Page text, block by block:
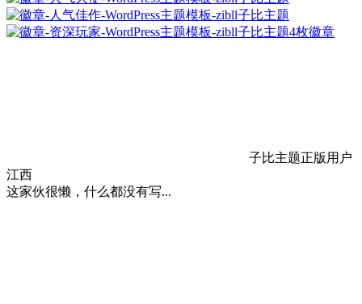
4枚徽章
子比主题正版用户
江西
这家伙很懒，什么都没有写...